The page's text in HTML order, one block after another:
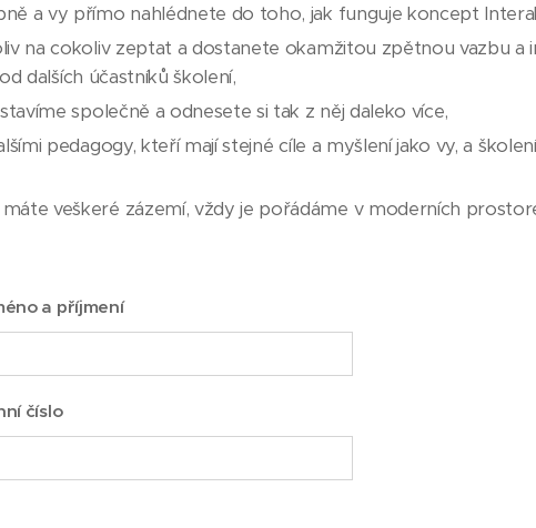
a vy přímo nahlédnete do toho, jak funguje koncept
na cokoliv zeptat a dostanete okamžitou zpětnou vazbu a
dalších účastníků školení,
společně a odnesete si tak z něj daleko více,
pedagogy, kteří mají stejné cíle a myšlení jako vy, a
veškeré zázemí, vždy je pořádáme v moderních
a příjmení
číslo